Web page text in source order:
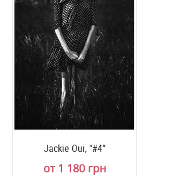
Jackie Oui, “#4”
от 1 180 грн